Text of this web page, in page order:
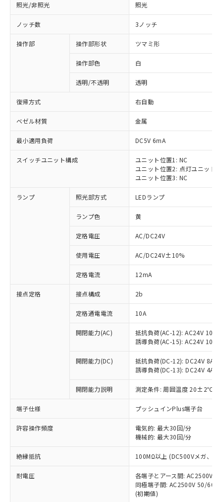
照光/非照光 照光
ノッチ数 3ノッチ
操作部 操作部形状 ツマミ形
操作部色 白
透明/不透明 透明
復帰方式 右自動
ベゼル材質 金属
最小適用負荷 DC5V 6mA
スイッチユニット構成
ユニット位置1: NC
ユニット位置2: 点灯ユニット
ユニット位置3: NC
ランプ 照光部方式 LEDランプ
ランプ色 黄
定格電圧 AC/DC24V
使用電圧 AC/DC24V±10%
定格電流 12mA
接点定格 接点構成 2b
定格通電電流 10A
開閉能力(AC)
抵抗負荷(AC-12): AC24V 10A/
誘導負荷(AC-15): AC24V
開閉能力(DC)
抵抗負荷(DC-12): DC24V 8A/
誘導負荷(DC-13): DC24V 4A/
開閉能力説明 測定条件: 周囲温度 20±2℃、
端子仕様 プッシュインPlus端子台
許容操作頻度
電気的: 最大30回/分
機械的: 最大30回/分
絶縁抵抗 100MΩ以上 (DC500Vメガ、点
耐電圧
各端子とアース間: AC2500V
同極端子間: AC2500V 50/
(初期値)
ご利用条件
以下の条件をお読みいただき、同意のうえ
ご利用ください。
本サービスは、当社制御機器事業取扱
商品の当社在庫状況および標準価格
(税抜)を提供させていただくもので
当社制御機器事業取扱商品の中には、
本サービスの対象外となる商品もある
ことをご了承ください。
在庫状況および標準価格照会結果は、
記載している更新日時点での社内デー
タに基づき作成されるものであり、閲
覧された時点での実際の在庫および標
準価格とは異なる場合があることをご
※1 対応状況
対応済み：EU RoHS指令（10物質）の
非含有に対応した製品が提供可能な商品で
す。
対応予定：EU RoHS指令（10物質）の非含
有に対応した製品に切り替える予定のある
対応予定なし：EU RoHS指令（10物質）の
非含有に非対応の商品で、対応品を出す予
定はありません。
調査・確認中：EU RoHS指令（10物質）の
非含有の対応状況を調査中または確認中の
非該当品：ライセンス料など無形物で、有
害物質有無と関係のない商品です。
仕入先様の事情により、非含有部品として
いたものが、含有品と判明した場合などや
むを得ず変更することがあります。
六価クロム(Cr(Ⅵ)) 1000ppm以下、ポリ臭化ビフェニル
類(PBB) 1000ppm以下、ポリ臭化ジフェニルエーテル類
「○」：最大均質材料含有率が中国RoHSの
基準値以下であることを示します。
「×」：最大均質材料含有率が中国RoHSの
基準値を超えていることを示します。
「－」：未確認です。当社販売部門へお問
*中国RoHS10物質の基準値 (GB/T26572)：
Pb(鉛) :1000ppm、 Hg(水銀) : 1000ppm、 Cd(カドミウ
Cr(Ⅵ)(六価クロム) : 1000ppm、 PBBs(ポリ臭化ビフェ
当社は、これら貴社製品のうち、外国
為替および外国貿易法に定める商品
（以下｢規制貨物等」という）を輸出
または国外への提供する場合は、日本
国政府の輸出許可(または役務取引許
可)を取得するなどの必要な手続きを